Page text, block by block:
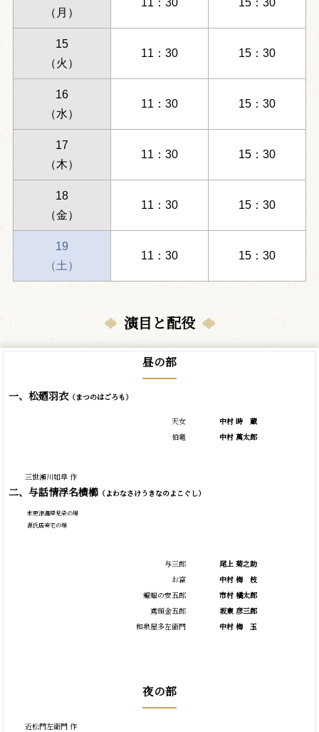
（月）
11：30 15：30
15
（火）
11：30 15：30
16
（水）
11：30 15：30
17
（木）
11：30 15：30
18
（金）
11：30 15：30
19
（土）
11：30 15：30
演目と配役
昼の部
一、松廼羽衣（まつのはごろも）
天女
伯竜
中村 時
蔵
中村 萬太郎
三世瀬川如皐 作
二、与話情浮名横櫛（よわなさけうきなのよこぐし）
木更津海岸見染の場
源氏店妾宅の場
与三郎
お富
蝙蝠の安五郎
鳶頭金五郎
和泉屋多左衛門
尾上 菊之助
中村 梅
枝
市村 橘太郎
坂東 彦三郎
中村 梅 玉
夜の部
近松門左衛門 作